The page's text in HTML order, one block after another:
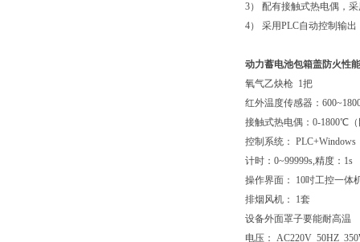
3） 配有接触式热电偶，
4） 采用PLC自动控制输
动力蓄电池包箱盖防火性
氧气乙炔枪 1把
红外温度传感器：
接触式热电偶：0-1800℃
控制系统： PLC+Windows
计时：0~99999s,精度：1s
操作界面： 10吋工控一体
排烟风机： 1套
设备外面罩子要能耐高温
电压： AC220V 50HZ